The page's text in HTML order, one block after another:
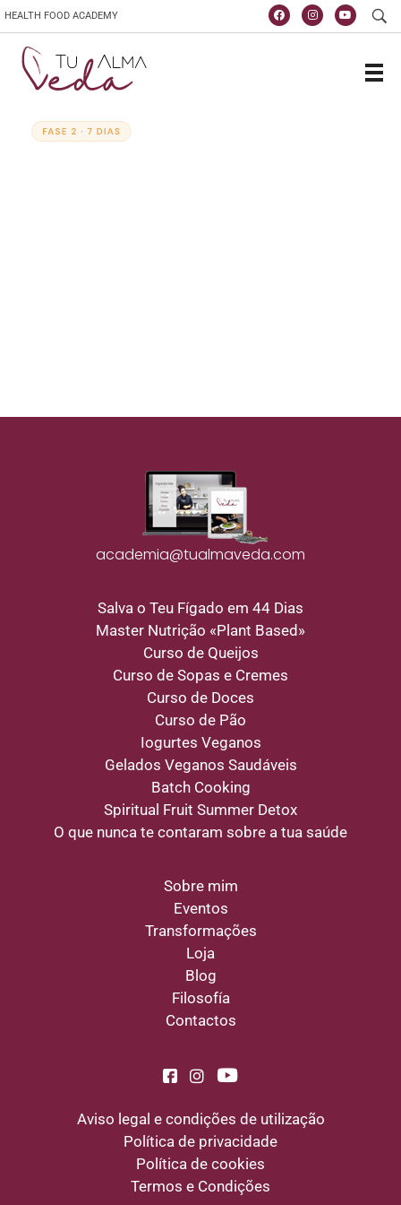
HEALTH FOOD ACADEMY
academia@tualmaveda.com
Salva o Teu Fígado em 44 Dias
Master Nutrição «Plant Based»
Curso de Queijos
Curso de Sopas e Cremes
Curso de Doces
Curso de Pão
Iogurtes Veganos
Gelados Veganos Saudáveis
Batch Cooking
Spiritual Fruit Summer Detox
O que nunca te contaram sobre a tua saúde
Sobre mim
Eventos
Transformações
Loja
Blog
Filosofía
Contactos
Aviso legal e condições de utilização
Política de privacidade
Política de cookies
Termos e Condições